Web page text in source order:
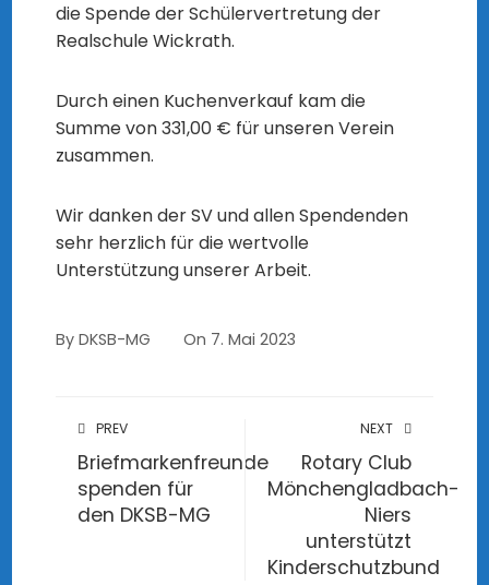
die Spende der Schülervertretung der
Realschule Wickrath.
Durch einen Kuchenverkauf kam die
Summe von 331,00 € für unseren Verein
zusammen.
Wir danken der SV und allen Spendenden
sehr herzlich für die wertvolle
Unterstützung unserer Arbeit.
ByDKSB-MG On 7. Mai 2023
PREV
Briefmarkenfreunde
spenden für
den DKSB-MG
NEXT
Rotary Club
Mönchengladbach-
Niers
unterstützt
Kinderschutzbund